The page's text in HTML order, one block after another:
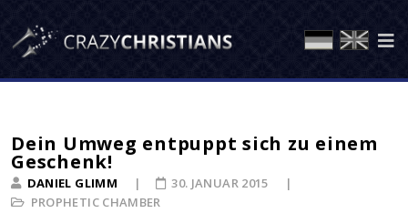
Dein Umweg entpuppt sich zu einem
Geschenk!
DANIEL GLIMM
PROPHETIC CHAMBER
30. JANUAR 2015